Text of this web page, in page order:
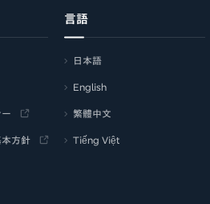
方針
言語
日本語
English
繁體中文
Tiếng Việt